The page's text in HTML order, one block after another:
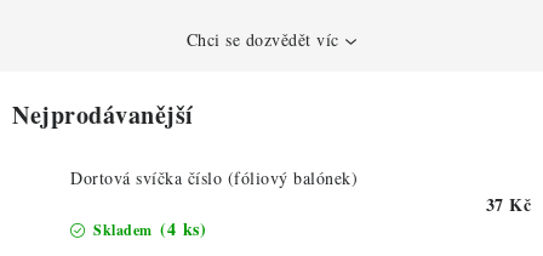
DÁRKOVÉ POUKAZY
TÉMATICKÉ PRODUKTY
PROFI BALENÍ
Chci se dozvědět víc
Nejprodávanější
Dortová svíčka číslo (fóliový balónek)
Skladem (4 ks)
37 Kč